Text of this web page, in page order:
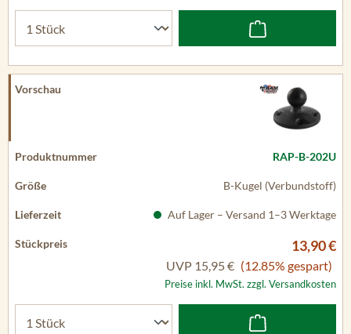
RAP-B-202U
B-Kugel (Verbundstoff)
Auf Lager – Versand 1–3 Werktage
13,90 €
UVP 15,95 € (12.85% gespart)
Preise inkl. MwSt. zzgl. Versandkosten